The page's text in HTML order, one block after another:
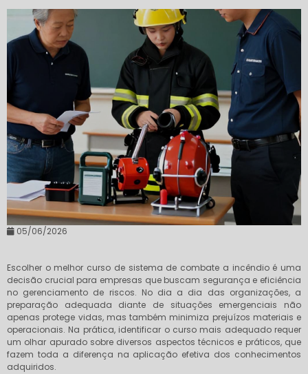
05/06/2026
Escolher o melhor curso de sistema de combate a incêndio é uma
decisão crucial para empresas que buscam segurança e eficiência
no gerenciamento de riscos. No dia a dia das organizações, a
preparação adequada diante de situações emergenciais não
apenas protege vidas, mas também minimiza prejuízos materiais e
operacionais. Na prática, identificar o curso mais adequado requer
um olhar apurado sobre diversos aspectos técnicos e práticos, que
fazem toda a diferença na aplicação efetiva dos conhecimentos
adquiridos.